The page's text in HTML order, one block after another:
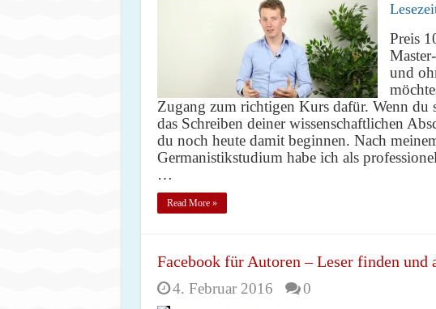
Preis
und
Zugang zum richtigen Kurs dafür. Wenn du
das Schreiben deiner wissenschaftlichen
du noch heute damit beginnen. Nach
Germanistikstudium habe ich als
…
Read More »
Facebook für Autoren – Leser finden und
4. Februar 2016 0